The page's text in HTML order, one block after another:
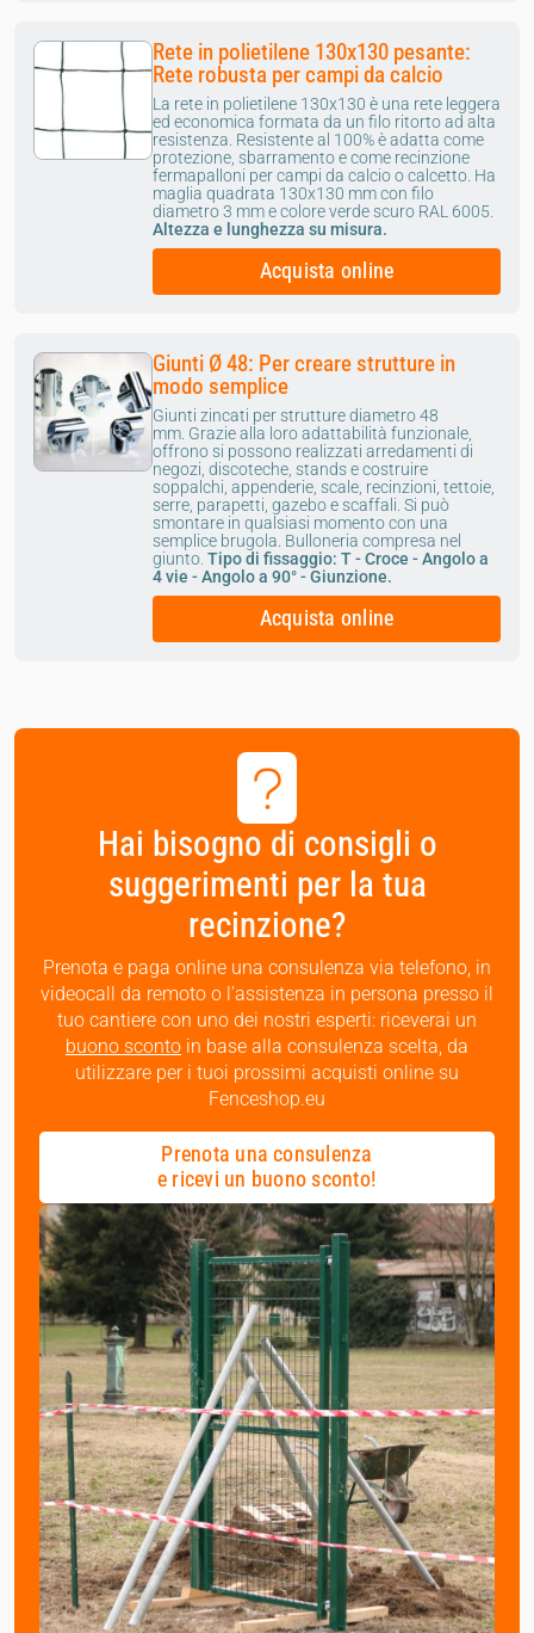
Rete in polietilene 130x130 pesante:
Rete robusta per campi da calcio
La rete in polietilene 130x130 è una rete leggera
ed economica formata da un filo ritorto ad alta
resistenza. Resistente al 100% è adatta come
protezione, sbarramento e come recinzione
fermapalloni per campi da calcio o calcetto. Ha
maglia quadrata 130x130 mm con filo
diametro 3 mm e colore verde scuro RAL 6005.
Altezza e lunghezza su misura.
Acquista online
Giunti Ø 48: Per creare strutture in
modo semplice
Giunti zincati per strutture diametro 48
mm. Grazie alla loro adattabilità funzionale,
offrono si possono realizzati arredamenti di
negozi, discoteche, stands e costruire
soppalchi, appenderie, scale, recinzioni, tettoie,
serre, parapetti, gazebo e scaffali. Si può
smontare in qualsiasi momento con una
semplice brugola. Bulloneria compresa nel
giunto. Tipo di fissaggio: T - Croce - Angolo a
4 vie - Angolo a 90° - Giunzione.
Acquista online
Hai bisogno di consigli o
suggerimenti per la tua
recinzione?
Prenota e paga online una consulenza via telefono, in
videocall da remoto o l’assistenza in persona presso il
tuo cantiere con uno dei nostri esperti: riceverai un
buono sconto in base alla consulenza scelta, da
utilizzare per i tuoi prossimi acquisti online su
Fenceshop.eu
Prenota una consulenza
e ricevi un buono sconto!